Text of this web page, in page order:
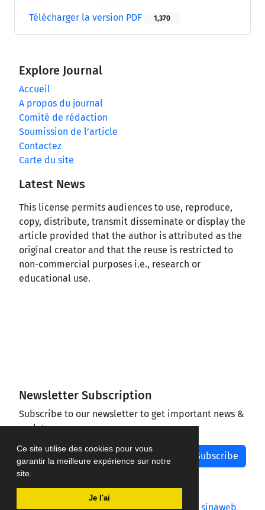
Ce site utilise des cookies pour vous
garantir la meilleure expérience sur notre
site.
Je l'ai
Télécharger la version PDF 1,370
Explore Journal
Accueil
A propos du journal
Comité de rédaction
Soumission de l’article
Contactez
Carte du site
Latest News
This license permits audiences to use, reproduce,
copy, distribute, transmit disseminate or display the
article provided that the author is attributed as the
original creator and that the reuse is restricted to
non-commercial purposes i.e., research or
educational use.
Newsletter Subscription
Subscribe to our newsletter to get important news &
updates
Subscribe
Journal management system.designed by sinaweb